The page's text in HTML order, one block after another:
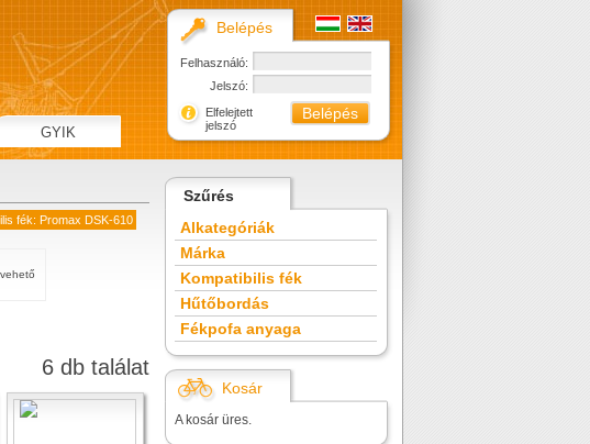
fék: Promax DSK-610
6 db találat
Szűrés
Alkategóriák
Márka
Kompatibilis fék
Hűtőbordás
Fékpofa anyaga
Kosár
A kosár üres.
Belépés
Felhasználó:
Jelszó:
Elfelejtett
jelszó
GYIK